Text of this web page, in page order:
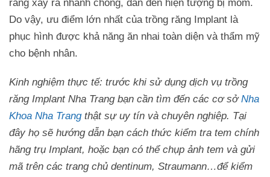
răng xảy ra nhanh chóng, dẫn đến hiện tượng bị móm.
Do vậy, ưu điểm lớn nhất của trồng răng Implant là
phục hình được khả năng ăn nhai toàn diện và thẩm mỹ
cho bệnh nhân.
Kinh nghiệm thực tế: trước khi sử dụng dịch vụ trồng
răng Implant Nha Trang bạn cần tìm đến các cơ sởNha
Khoa Nha Trangthật sự uy tín và chuyên nghiệp. Tại
đây họ sẽ hướng dẫn bạn cách thức kiểm tra tem chính
hãng trụ Implant, hoặc bạn có thể chụp ảnh tem và gửi
mã trên các trang chủ dentinum, Straumann…để kiểm